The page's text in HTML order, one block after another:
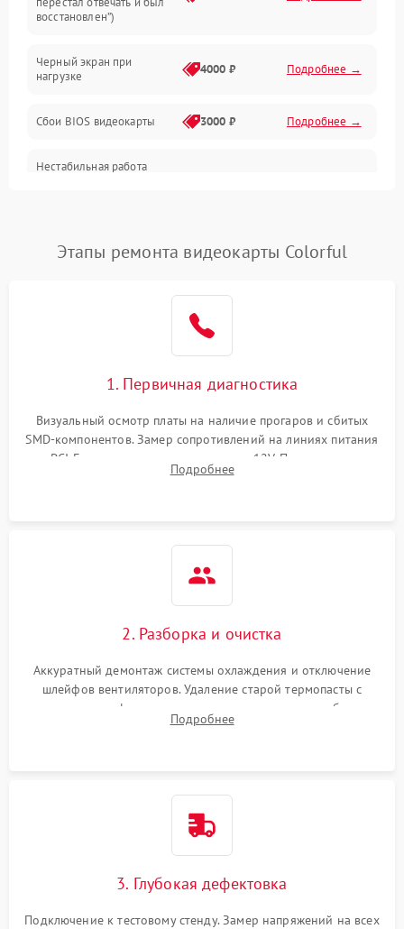
Электропитание
ПО
Электронные компоненты
Общие поломки
Механические повреждения
восстановлен”)
Черный экран при
нагрузке
4000 ₽ Подробнее →
Сбои BIOS видеокарты 3000 ₽ Подробнее →
Нестабильная работа
Этапы ремонта видеокарты Colorful
1. Первичная диагностика
Визуальный осмотр платы на наличие прогаров и сбитых
SMD-компонентов. Замер сопротивлений на линиях питания
PCI-E и дополнительных разъемах 12V. Проверка на
короткое замыкание основных дросселей питания GPU и
Подробнее
2. Разборка и очистка
Аккуратный демонтаж системы охлаждения и отключение
шлейфов вентиляторов. Удаление старой термопасты с
кристалла графического чипа и термопрокладок с банок
памяти и зоны VRM. Очистка платы от пыли и окислов.
Подробнее
3. Глубокая дефектовка
Подключение к тестовому стенду. Замер напряжений на всех